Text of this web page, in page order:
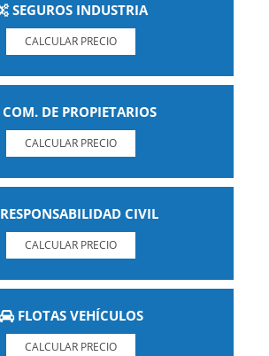
SEGUROS INDUSTRIA
CALCULAR PRECIO
COM. DE PROPIETARIOS
CALCULAR PRECIO
RESPONSABILIDAD CIVIL
CALCULAR PRECIO
FLOTAS VEHÍCULOS
CALCULAR PRECIO